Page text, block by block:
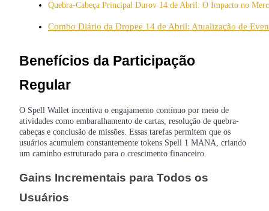
Ganhe recompensas competitivas diariamente
Quebra-Cabeça Principal Durov 14 de Abril: O Impacto no
Combo Diário da Dropee 14 de Abril: Atualização de
Benefícios da Participação
Regular
O Spell Wallet incentiva o engajamento contínuo por meio de
atividades como embaralhamento de cartas, resolução de quebra-
cabeças e conclusão de missões. Essas tarefas permitem que os
usuários acumulem constantemente tokens Spell 1 MANA, criando
um caminho estruturado para o crescimento financeiro.
Gains Incrementais para Todos os
Usuários